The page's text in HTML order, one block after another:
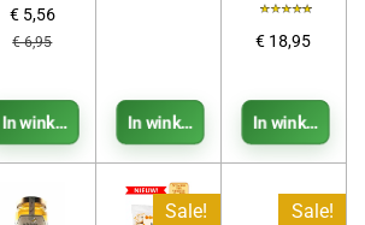
€ 5,56
€ 6,95
In winkelwagen In winkelwagen
€ 18,95
In
Sale! Sale!